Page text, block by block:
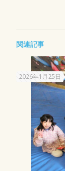
関連記事
2026年1月25日